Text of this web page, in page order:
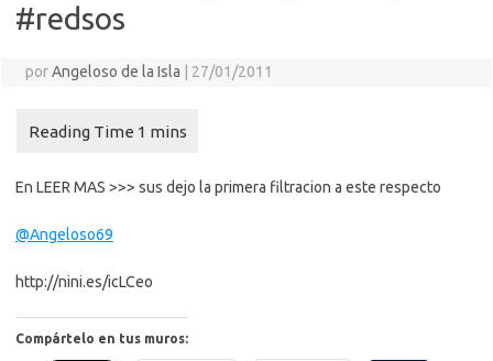
#redsos
porAngeloso de la Isla 27/01/2011
En LEER MAS >>> sus dejo la primera filtracion a este respecto
@Angeloso69
http://nini.es/icLCeo
Compártelo en tus muros: